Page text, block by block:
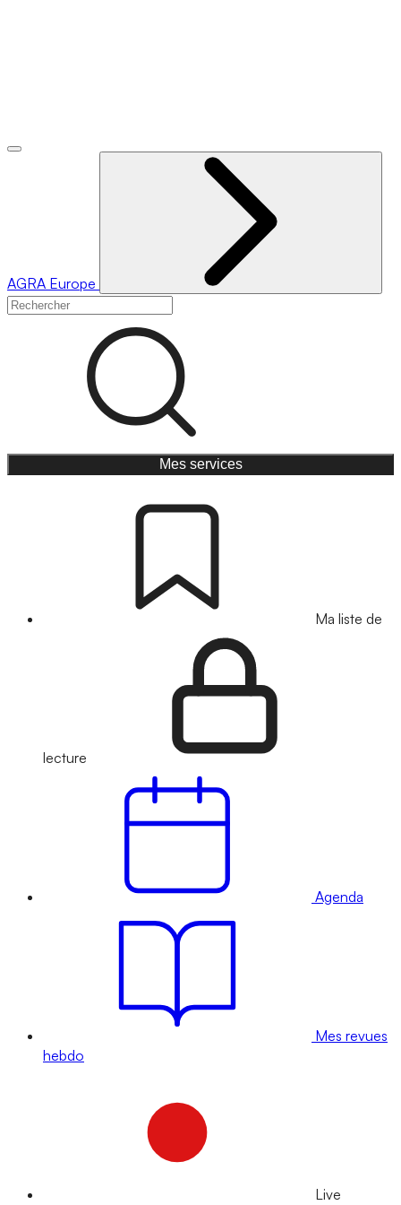
AGRA Europe
Mes services
Ma liste de
lecture
Agenda
Mes revues
hebdo
Live